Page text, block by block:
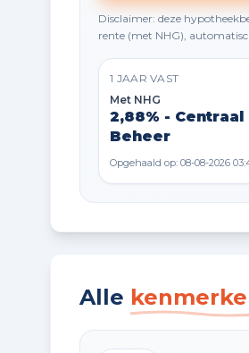
Disclaimer: deze
rente (met NHG),
1 JAAR VAST
Met NHG
2,88% - Centraal
Beheer
Opgehaald op: 08-08-2026
Alle